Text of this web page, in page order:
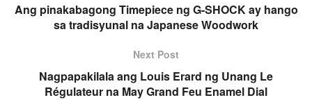
Ang pinakabagong Timepiece ng G-SHOCK ay hango
sa tradisyunal na Japanese Woodwork
Next Post
Nagpapakilala ang Louis Erard ng Unang Le
Régulateur na May Grand Feu Enamel Dial